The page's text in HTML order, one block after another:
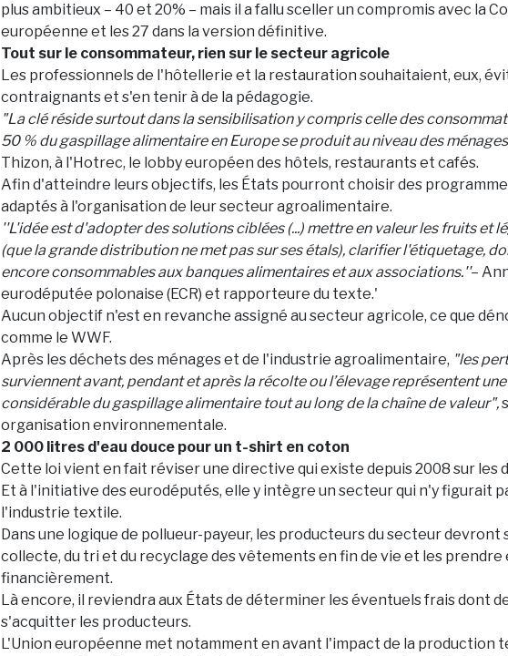
plus ambitieux – 40 et 20% – mais il a fallu sceller un compromis avec la
européenne et les 27 dans la version définitive.
Tout sur le consommateur, rien sur le secteur agricole
Les professionnels de l'hôtellerie et la restauration souhaitaient, eux,
contraignants et s'en tenir à de la pédagogie.
"La clé réside surtout dans la sensibilisation y compris celle des
50 % du gaspillage alimentaire en Europe se produit au niveau des
Thizon, à l'Hotrec, le lobby européen des hôtels, restaurants et cafés.
Afin d'atteindre leurs objectifs, les États pourront choisir des
adaptés à l'organisation de leur secteur agroalimentaire.
''L'idée est d'adopter des solutions ciblées (...) mettre en valeur les fruits et
(que la grande distribution ne met pas sur ses étals), clarifier l'étiquetage,
encore consommables aux banques alimentaires et aux associations.''–
eurodéputée polonaise (ECR) et rapporteure du texte.'
Aucun objectif n'est en revanche assigné au secteur agricole, ce que
comme le WWF.
Après les déchets des ménages et de l'industrie agroalimentaire, "les
surviennent avant, pendant et après la récolte ou l’élevage représentent
considérable du gaspillage alimentaire tout au long de la chaîne de valeur",
organisation environnementale.
2 000 litres d'eau douce pour un t-shirt en coton
Cette loi vient en fait réviser une directive qui existe depuis 2008 sur les
Et à l'initiative des eurodéputés, elle y intègre un secteur qui n'y figurait
l'industrie textile.
Dans une logique de pollueur-payeur, les producteurs du secteur devront
collecte, du tri et du recyclage des vêtements en fin de vie et les prendre
financièrement.
Là encore, il reviendra aux États de déterminer les éventuels frais dont
s'acquitter les producteurs.
L'Union européenne met notamment en avant l'impact de la production